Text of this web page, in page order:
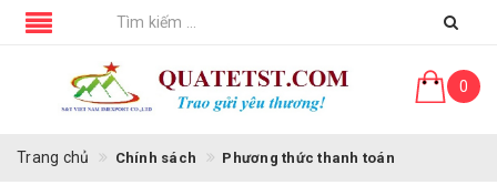
0
Trang chủ Chính sách Phương thức thanh toán